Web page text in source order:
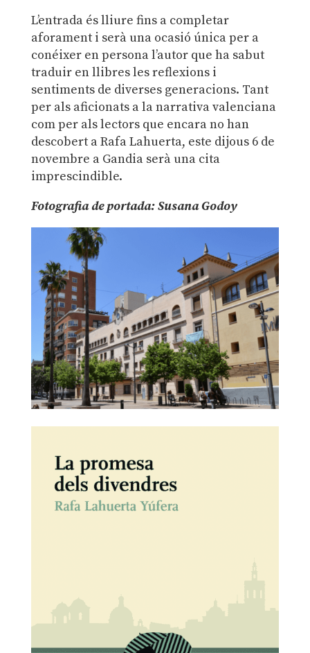
L’entrada és lliure fins a completar
aforament i serà una ocasió única per a
conéixer en persona l’autor que ha sabut
traduir en llibres les reflexions i
sentiments de diverses generacions. Tant
per als aficionats a la narrativa valenciana
com per als lectors que encara no han
descobert a Rafa Lahuerta, este dijous 6 de
novembre a Gandia serà una cita
imprescindible.
Fotografia de portada: Susana Godoy